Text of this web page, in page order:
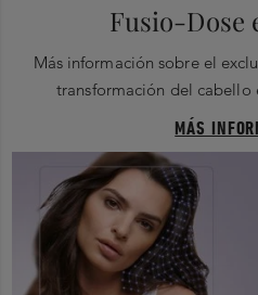
Fusio-Dose
Más información sobre el
transformación del cabello
MÁS